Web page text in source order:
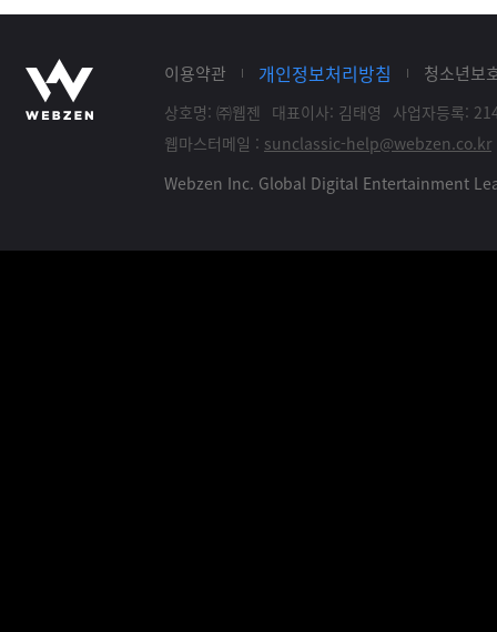
이용약관 개인정보처리방침 청소년보
상호명: ㈜웹젠 대표이사: 김태영
사업자등록:
웹마스터메일 : sunclassic-help@webzen.co.kr
Webzen Inc. Global Digital Entertainment